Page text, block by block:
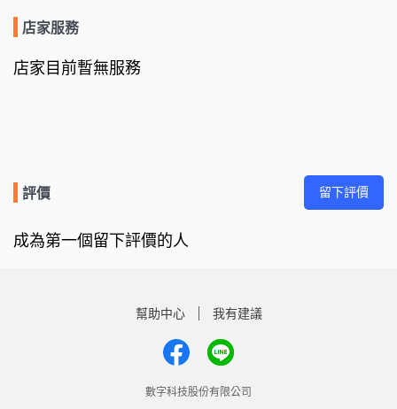
店家服務
店家目前暫無服務
評價 留下評價
成為第一個留下評價的人
幫助中心 我有建議
數字科技股份有限公司